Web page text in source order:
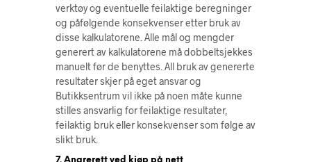
verktøy og eventuelle feilaktige beregninger
og påfølgende konsekvenser etter bruk av
disse kalkulatorene. Alle mål og mengder
generert av kalkulatorene må dobbeltsjekkes
manuelt før de benyttes. All bruk av genererte
resultater skjer på eget ansvar og
Butikksentrum vil ikke på noen måte kunne
stilles ansvarlig for feilaktige resultater,
feilaktig bruk eller konsekvenser som følge av
slikt bruk.
7. Angrerett ved kjøp på nett